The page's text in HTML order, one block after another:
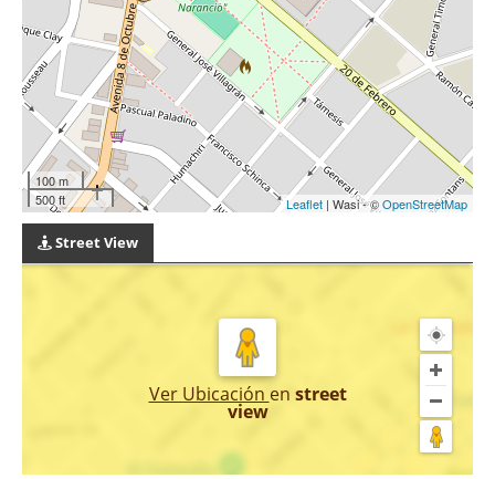
100 m
500 ft
Leaflet | Wasi - ©OpenStreetMap
Street View
Ver Ubicación en street
view